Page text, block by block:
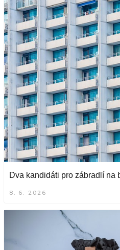
Dva kandidáti pro zábradlí na
8. 6. 2026